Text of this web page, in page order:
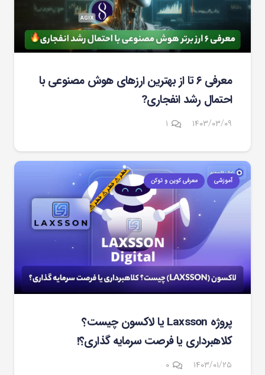
معرفی ۶ تا از بهترین ارزهای هوش مصنوعی با
احتمال رشد انفجاری?
۱۴۰۳/۰۳/۰۹ ۱دیدگاه
آموزشی معرفی کوین و توکن
پروژه Laxsson یا لاکسون چیست؟
کلاهبرداری یا فرصت سرمایه گذاری؟!
۱۴۰۳/۰۱/۲۵ ۰